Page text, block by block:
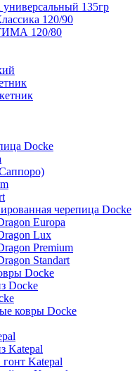
135гр
120/90
120/80
Docke
черепица Docke
Europa
Lux
Premium
Standart
Docke
Docke
ковры Docke
Katepal
Katepal